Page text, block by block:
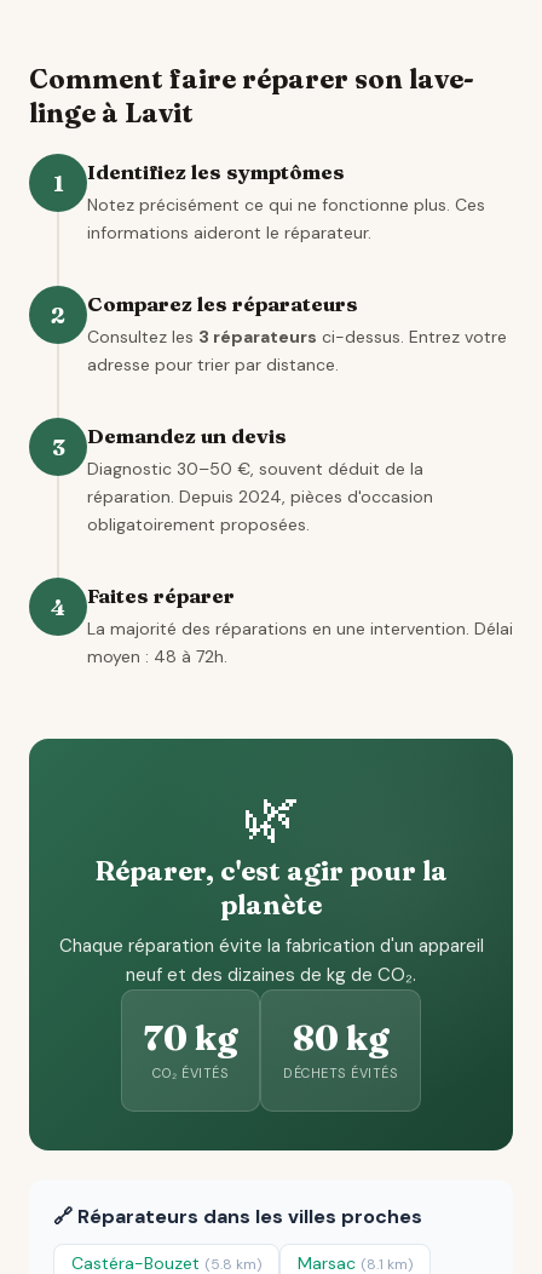
Comment faire réparer son lave-
linge à Lavit
1 Identifiez les symptômes
Notez précisément ce qui ne fonctionne plus. Ces
informations aideront le réparateur.
2 Comparez les réparateurs
Consultez les 3 réparateurs ci-dessus. Entrez votre
adresse pour trier par distance.
3 Demandez un devis
Diagnostic 30–50 €, souvent déduit de la
réparation. Depuis 2024, pièces d'occasion
obligatoirement proposées.
4 Faites réparer
La majorité des réparations en une intervention. Délai
moyen : 48 à 72h.
🌿
Réparer, c'est agir pour la
planète
Chaque réparation évite la fabrication d'un appareil
neuf et des dizaines de kg de CO₂.
70 kg
CO₂ ÉVITÉS
80 kg
DÉCHETS ÉVITÉS
🔗 Réparateurs dans les villes proches
Castéra-Bouzet (5.8 km) Marsac (8.1 km)